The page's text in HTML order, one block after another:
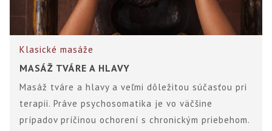
Klasické masáže
MASÁŽ TVÁRE A HLAVY
Masáž tváre a hlavy a veľmi dôležitou súčasťou pri
terapii. Práve psychosomatika je vo väčšine
prípadov príčinou ochorení s chronickým priebehom.